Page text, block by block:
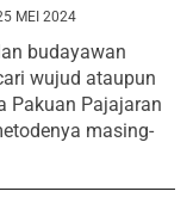
MEI 2024
budayawan
wujud ataupun
Pakuan Pajajaran
masing-